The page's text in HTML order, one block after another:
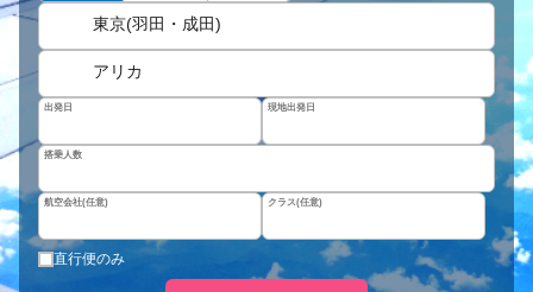
東京(羽田・成田)
アリカ
出発日 現地出発日
搭乗人数
航空会社(任意) クラス(任意)
直行便のみ